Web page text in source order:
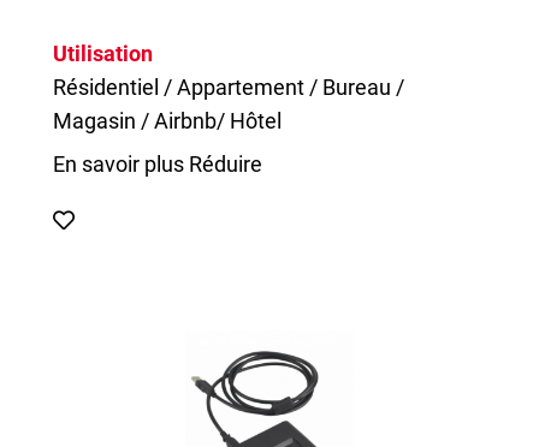
Utilisation
Résidentiel / Appartement / Bureau /
Magasin / Airbnb/ Hôtel
En savoir plus Réduire